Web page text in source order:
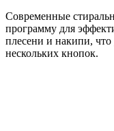
Современные
программу для
плесени и накипи,
нескольких кнопок.